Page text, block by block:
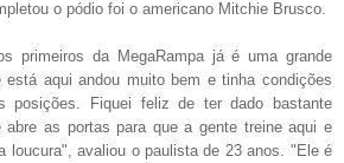
o pódio foi o americano Mitchie Brusco.
primeiros da MegaRampa já é uma grande
está aqui andou muito bem e tinha condições
posições. Fiquei feliz de ter dado bastante
abre as portas para que a gente treine aqui e
loucura", avaliou o paulista de 23 anos. "Ele é